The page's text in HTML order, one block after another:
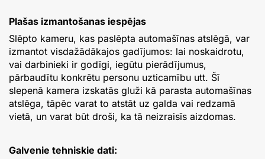
Plašas izmantošanas iespējas
Slēpto kameru, kas paslēpta automašīnas atslēgā, var
izmantot visdažādākajos gadījumos: lai noskaidrotu,
vai darbinieki ir godīgi, iegūtu pierādījumus,
pārbaudītu konkrētu personu uzticamību utt. Šī
slepenā kamera izskatās gluži kā parasta automašīnas
atslēga, tāpēc varat to atstāt uz galda vai redzamā
vietā, un varat būt droši, ka tā neizraisīs aizdomas.
Galvenie tehniskie dati: